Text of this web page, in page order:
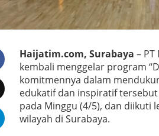
S
a
b
a
y
a
Haijatim.com, Surabaya –
kembali menggelar program
komitmennya dalam
edukatif dan inspiratif
pada Minggu (4/5), dan diikuti
wilayah di Surabaya.